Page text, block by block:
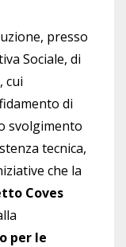
presso
Sociale, di
cui
di
svolgimento
tecnica,
che la
Coves
per le